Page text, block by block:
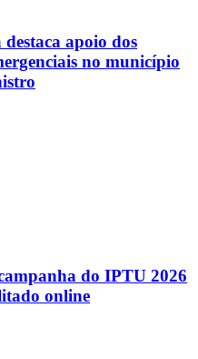
apoio dos
no município
do IPTU 2026
online